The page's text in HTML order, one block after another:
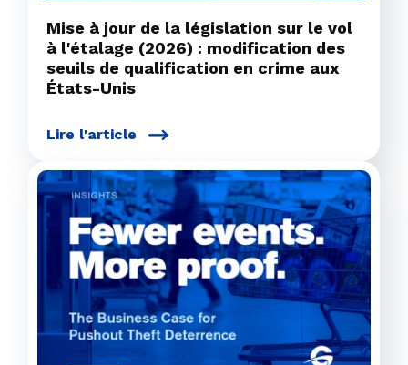
Mise à jour de la législation sur le vol
à l'étalage (2026) : modification des
seuils de qualification en crime aux
États-Unis
Lire l'article